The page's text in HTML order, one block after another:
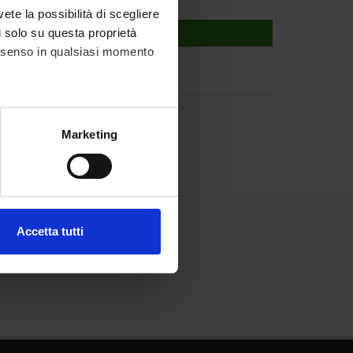
la possibilità di scegliere
su questa proprietà
in qualsiasi momento
metro,
che hai fornito loro o
Marketing
Accetta tutti
plant biology